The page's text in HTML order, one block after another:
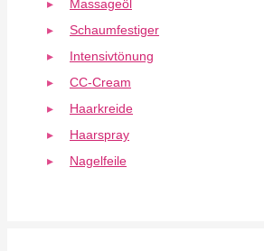
Massageöl
Schaumfestiger
Intensivtönung
CC-Cream
Haarkreide
Haarspray
Nagelfeile